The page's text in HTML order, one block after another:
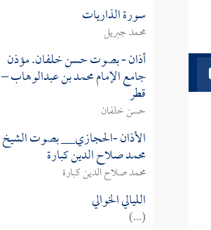
سورة الذاريات
محمد جبريل
أذان - بصوت حسن خلفان. مؤذن
جامع الإمام محمد بن عبدالوهاب –
قطر
حسن خلفان
الأذان -الحجازي__ بصوت الشيخ
محمد صلاح الدين كبارة
محمد صلاح الدين كبارة
الليالي الخوالي
(...)